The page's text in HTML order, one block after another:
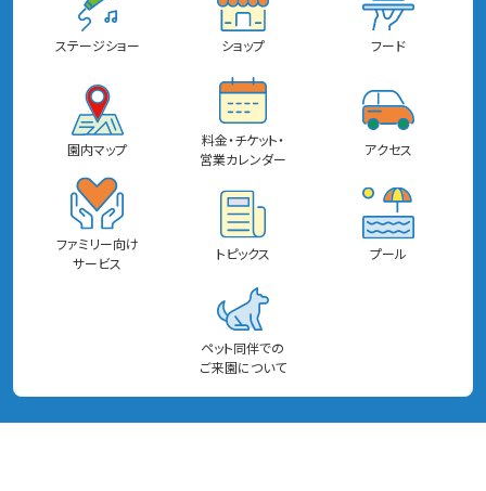
ステージショー ショップ フード
園内マップ
料金・チケット・
営業カレンダー
アクセス
ファミリー向け
サービス
トピックス プール
ペット同伴での
ご来園について